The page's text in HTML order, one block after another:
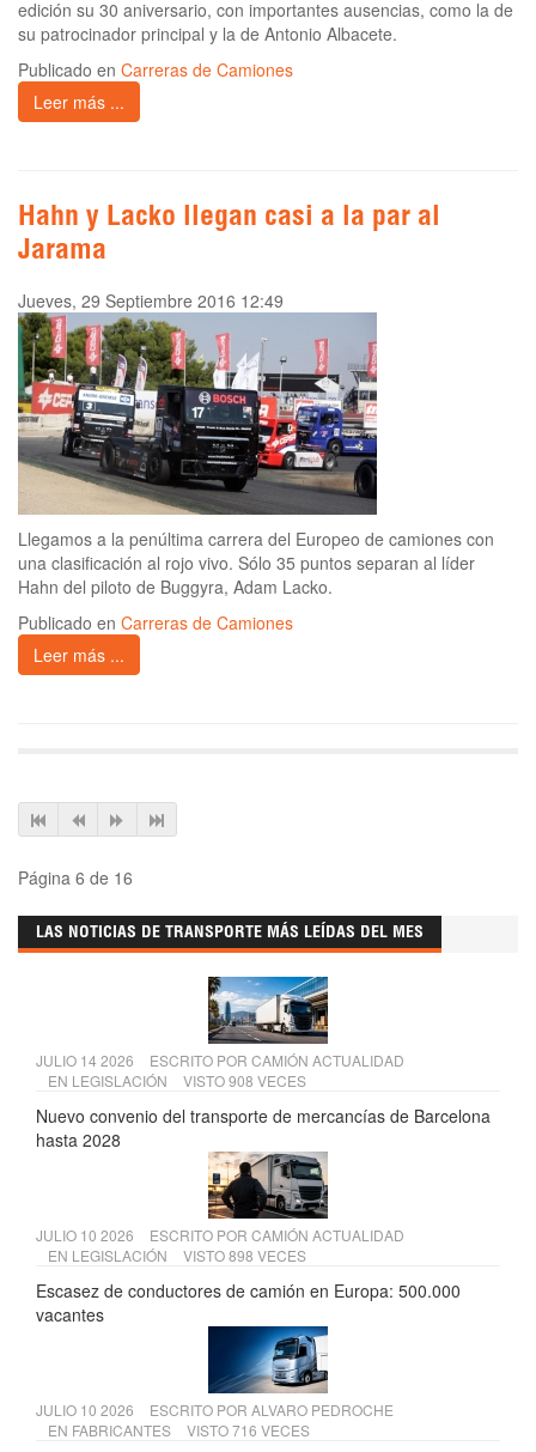
edición su 30 aniversario, con importantes ausencias, como la de
su patrocinador principal y la de Antonio Albacete.
Publicado en Carreras de Camiones
Leer más ...
Hahn y Lacko llegan casi a la par al
Jarama
Jueves, 29 Septiembre 2016 12:49
Llegamos a la penúltima carrera del Europeo de camiones con
una clasificación al rojo vivo. Sólo 35 puntos separan al líder
Hahn del piloto de Buggyra, Adam Lacko.
Publicado en Carreras de Camiones
Leer más ...
Página 6 de 16
LAS NOTICIAS DE TRANSPORTE MÁS LEÍDAS DEL MES
JULIO 14 2026 ESCRITO POR CAMIÓN ACTUALIDAD
EN LEGISLACIÓN VISTO 908 VECES
Nuevo convenio del transporte de mercancías de Barcelona
hasta 2028
JULIO 10 2026 ESCRITO POR CAMIÓN ACTUALIDAD
EN LEGISLACIÓN VISTO 898 VECES
Escasez de conductores de camión en Europa: 500.000
vacantes
JULIO 10 2026 ESCRITO POR ALVARO PEDROCHE
EN FABRICANTES VISTO 716 VECES